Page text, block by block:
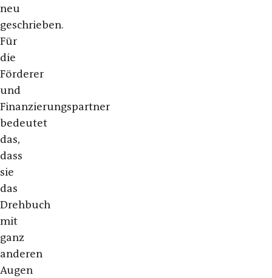
neu
geschrieben.
Für
die
Förderer
und
Finanzierungspartner
bedeutet
das,
dass
sie
das
Drehbuch
mit
ganz
anderen
Augen